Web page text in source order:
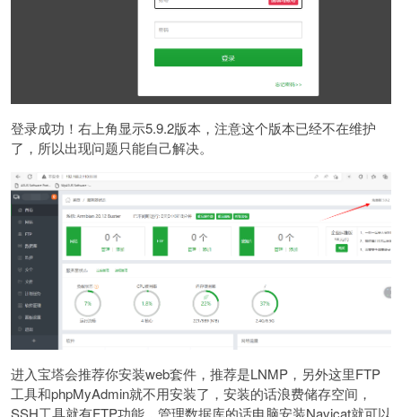
登录成功！右上角显示5.9.2版本，注意这个版本已经不在维护
了，所以出现问题只能自己解决。
进入宝塔会推荐你安装web套件，推荐是LNMP，另外这里FTP
工具和phpMyAdmin就不用安装了，安装的话浪费储存空间，
SSH工具就有FTP功能，管理数据库的话电脑安装Navicat就可以